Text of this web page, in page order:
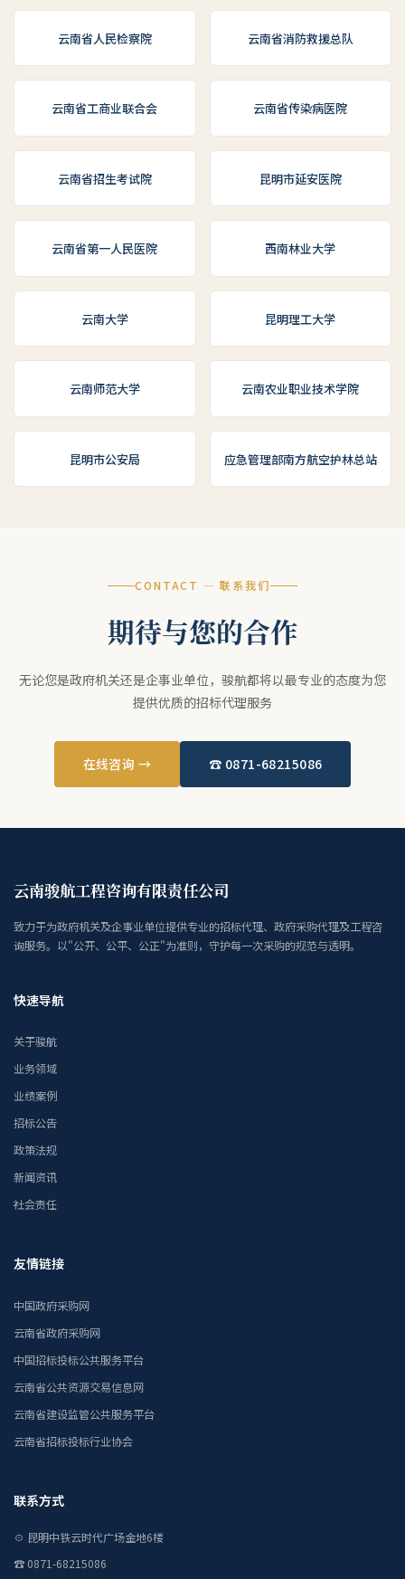
云南省人民检察院 云南省消防救援总队
云南省工商业联合会 云南省传染病医院
云南省招生考试院 昆明市延安医院
云南省第一人民医院 西南林业大学
云南大学 昆明理工大学
云南师范大学 云南农业职业技术学院
昆明市公安局 应急管理部南方航空护林总站
CONTACT — 联系我们
期待与您的合作
无论您是政府机关还是企事业单位，骏航都将以最专业的态度为您
提供优质的招标代理服务
在线咨询 → ☎ 0871-68215086
云南骏航工程咨询有限责任公司
致力于为政府机关及企事业单位提供专业的招标代理、政府采购代理及工程咨
询服务。以"公开、公平、公正"为准则，守护每一次采购的规范与透明。
快速导航
关于骏航
业务领域
业绩案例
招标公告
政策法规
新闻资讯
社会责任
友情链接
中国政府采购网
云南省政府采购网
中国招标投标公共服务平台
云南省公共资源交易信息网
云南省建设监管公共服务平台
云南省招标投标行业协会
联系方式
☉ 昆明中铁云时代广场金地6楼
☎ 0871-68215086